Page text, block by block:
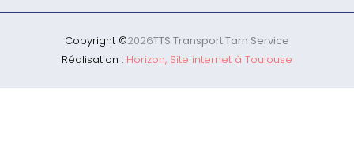
Copyright ©2026TTS Transport Tarn Service
Réalisation : Horizon, Site internet à Toulouse